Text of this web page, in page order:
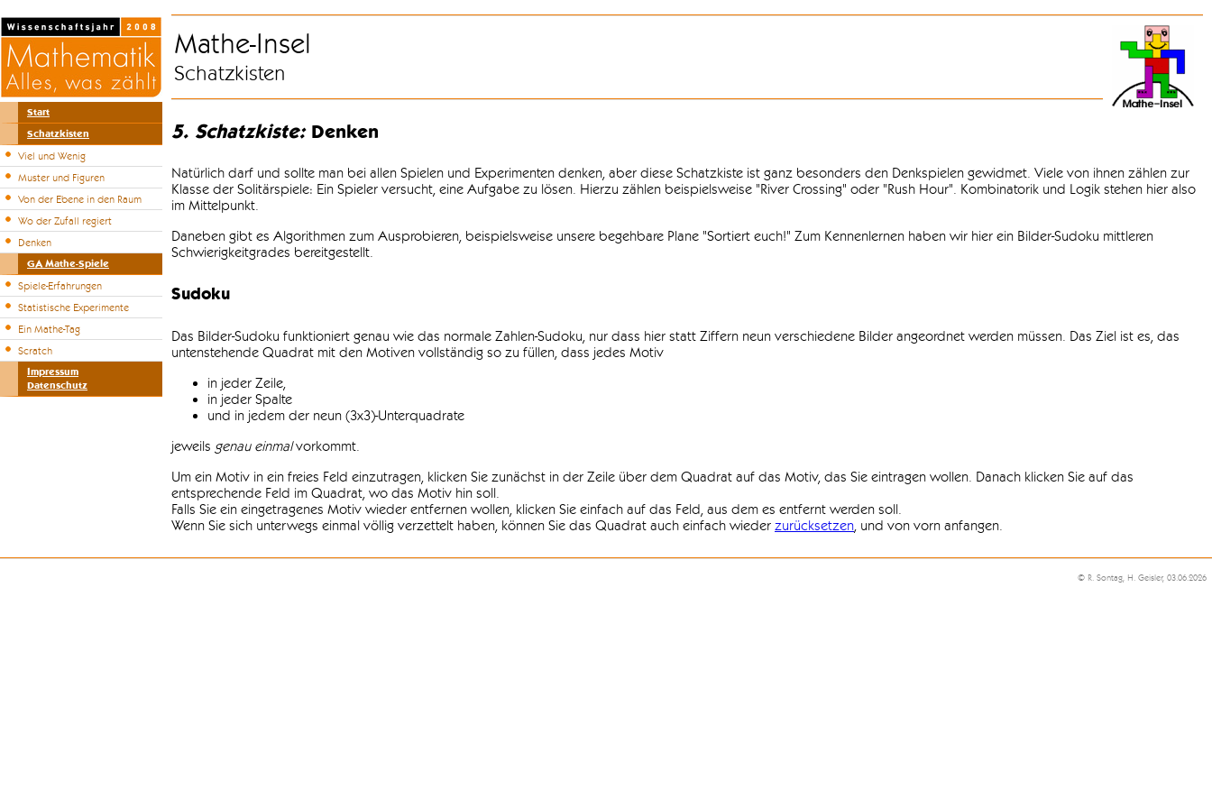
Start
Schatzkisten
Viel und Wenig
Muster und Figuren
Von der Ebene in den Raum
Wo der Zufall regiert
Denken
GA Mathe-Spiele
Spiele-Erfahrungen
Statistische Experimente
Ein Mathe-Tag
Scratch
Impressum
Datenschutz
Mathe-Insel
Schatzkisten
5. Schatzkiste:Denken
Natürlich darf und sollte man bei allen Spielen und Experimenten denken, aber diese Schatzkiste ist ganz besonders den Denkspielen gewidmet. Viele von ihnen zählen zur
Klasse der Solitärspiele: Ein Spieler versucht, eine Aufgabe zu lösen. Hierzu zählen beispielsweise "River Crossing" oder "Rush Hour". Kombinatorik und Logik stehen hier also
im Mittelpunkt.
Daneben gibt es Algorithmen zum Ausprobieren, beispielsweise unsere begehbare Plane "Sortiert euch!" Zum Kennenlernen haben wir hier ein Bilder-Sudoku mittleren
Schwierigkeitgrades bereitgestellt.
Sudoku
Das Bilder-Sudoku funktioniert genau wie das normale Zahlen-Sudoku, nur dass hier statt Ziffern neun verschiedene Bilder angeordnet werden müssen. Das Ziel ist es, das
untenstehende Quadrat mit den Motiven vollständig so zu füllen, dass jedes Motiv
in jeder Zeile,
in jeder Spalte
und in jedem der neun (3x3)-Unterquadrate
jeweils genau einmalvorkommt.
Um ein Motiv in ein freies Feld einzutragen, klicken Sie zunächst in der Zeile über dem Quadrat auf das Motiv, das Sie eintragen wollen. Danach klicken Sie auf das
entsprechende Feld im Quadrat, wo das Motiv hin soll.
Falls Sie ein eingetragenes Motiv wieder entfernen wollen, klicken Sie einfach auf das Feld, aus dem es entfernt werden soll.
Wenn Sie sich unterwegs einmal völlig verzettelt haben, können Sie das Quadrat auch einfach wieder zurücksetzen, und von vorn anfangen.
© R. Sontag, H. Geisler, 03.06.2026